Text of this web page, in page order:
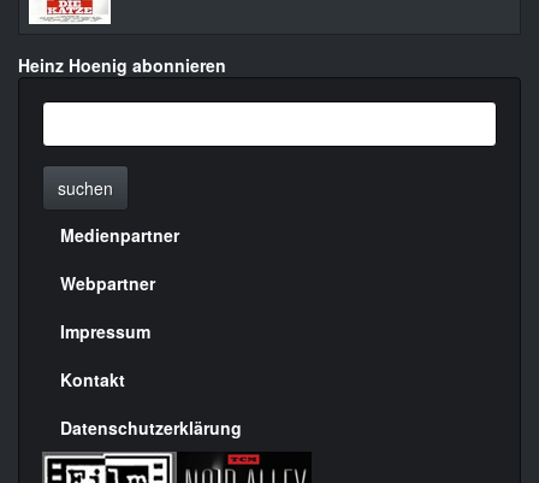
Heinz Hoenig abonnieren
suchen
Menülinks
rechte
Seite
Medienpartner
Webpartner
Impressum
Kontakt
Datenschutzerklärung